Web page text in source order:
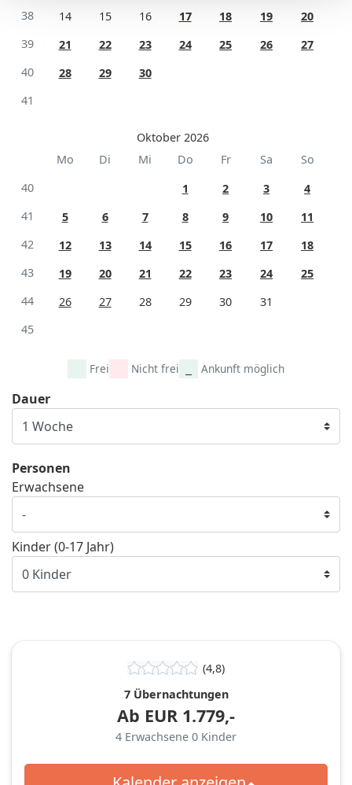
38 14 15 16 17 18 19
20
39
21 22 23 24 25 26
27
40
28 29
30
41
Oktober 2026
Mo
Di Mi Do Fr Sa
So
40
1 2 3
4
41
5 6 7 8 9 10
11
42
12 13 14 15 16 17
18
43
19 20 21 22 23 24
25
44
26 27 28 29 30
31
45
Frei Nicht frei Ankunft möglich
Dauer
Personen
Erwachsene
Kinder (0-17 Jahr)
(4,8)
7 Übernachtungen
Ab EUR 1.779,-
4 Erwachsene 0 Kinder